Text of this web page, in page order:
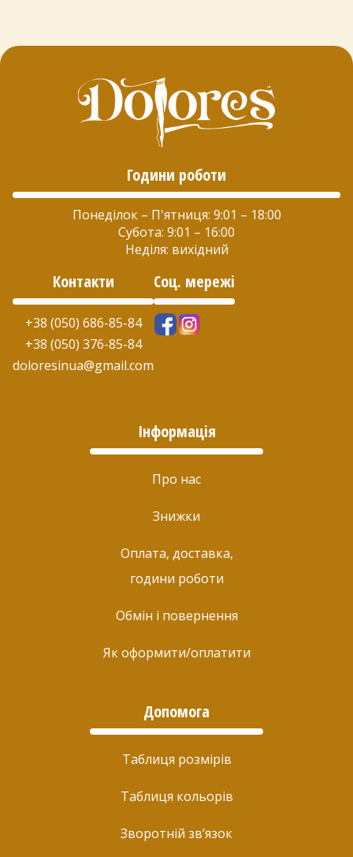
Години роботи
Понеділок – П'ятниця: 9:01 – 18:00
Субота: 9:01 – 16:00
Неділя: вихідний
Контакти
+38 (050) 686-85-84
+38 (050) 376-85-84
doloresinua@gmail.com
Соц. мережі
Інформація
Про нас
Знижки
Оплата, доставка,
години роботи
Обмін і повернення
Як оформити/оплатити
Допомога
Таблиця розмірів
Таблиця кольорів
Зворотній зв’язок